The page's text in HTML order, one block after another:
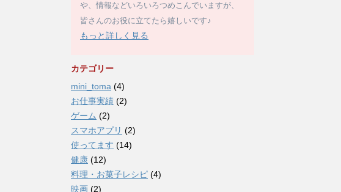
や、情報などいろいろつめこんでいますが、
皆さんのお役に立てたら嬉しいです♪
もっと詳しく見る
カテゴリー
mini_toma (4)
お仕事実績 (2)
ゲーム (2)
スマホアプリ (2)
使ってます (14)
健康 (12)
料理・お菓子レシピ (4)
映画 (2)